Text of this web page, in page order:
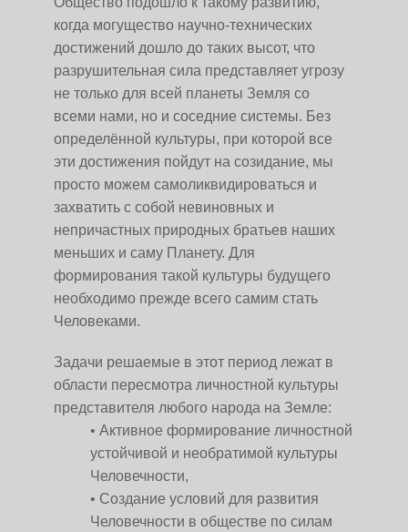
когда могущество научно-технических
достижений дошло до таких высот, что
разрушительная сила представляет угрозу
не только для всей планеты Земля со
всеми нами, но и соседние системы. Без
определённой культуры, при которой все
эти достижения пойдут на созидание, мы
просто можем самоликвидироваться и
захватить с собой невиновных и
непричастных природных братьев наших
меньших и саму Планету. Для
формирования такой культуры будущего
необходимо прежде всего самим стать
Человеками.
Задачи решаемые в этот период лежат в
области пересмотра личностной культуры
представителя любого народа на Земле:
Активное формирование личностной
устойчивой и необратимой культуры
Человечности,
Создание условий для развития
Человечности в обществе по силам